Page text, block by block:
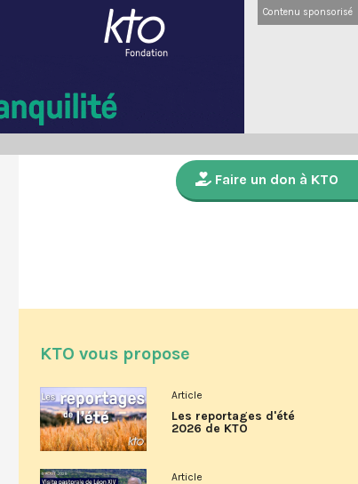
Contenu sponsorisé
Faire un don à KTO
KTO vous propose
Article
Les reportages d'été
2026 de KTO
Article